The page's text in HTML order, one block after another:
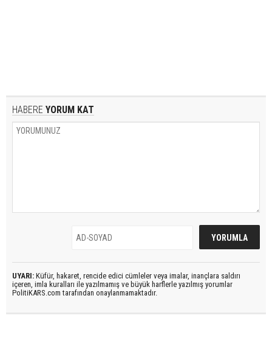
HABERE YORUM KAT
UYARI: Küfür, hakaret, rencide edici cümleler veya imalar, inançlara saldırı
içeren, imla kuralları ile yazılmamış ve büyük harflerle yazılmış yorumlar
PolitiKARS.com tarafından onaylanmamaktadır.